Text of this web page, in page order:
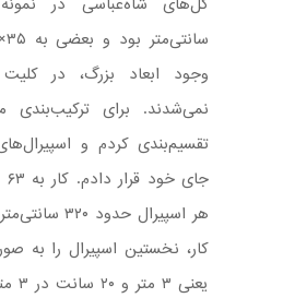
وجود ابعاد بزرگ، در
نمی‌شدند. برای ترکیب‌بندی
تقسیم‌بندی کردم و
هر اسپیرال
کار، نخستین اسپیرال را به